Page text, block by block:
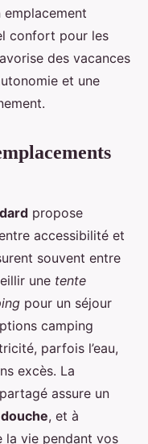
confort pour les
des vacances
et une
propose
accessibilité et
souvent entre
une tente
pour un séjour
camping
parfois l’eau,
excès. La
assure un
douche, et à
la vie pendant vos